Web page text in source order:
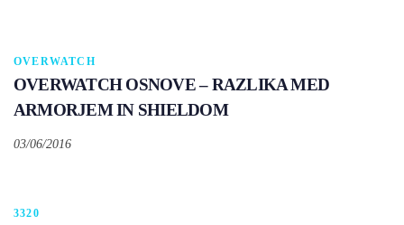
OVERWATCH
OVERWATCH OSNOVE – RAZLIKA MED
ARMORJEM IN SHIELDOM
03/06/2016
3320